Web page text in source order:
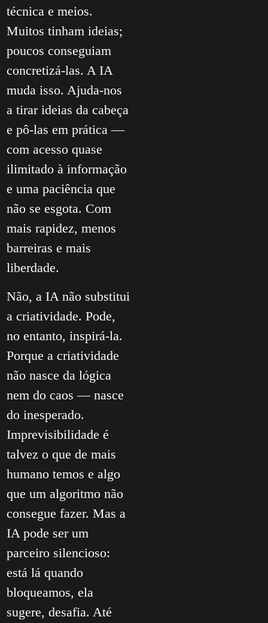
técnica e meios.
Muitos tinham ideias;
poucos conseguiam
concretizá-las. A IA
muda isso. Ajuda-nos
a tirar ideias da cabeça
e pô-las em prática —
com acesso quase
ilimitado à informação
e uma paciência que
não se esgota. Com
mais rapidez, menos
barreiras e mais
liberdade.
Não, a IA não substitui
a criatividade. Pode,
no entanto, inspirá-la.
Porque a criatividade
não nasce da lógica
nem do caos — nasce
do inesperado.
Imprevisibilidade é
talvez o que de mais
humano temos e algo
que um algoritmo não
consegue fazer. Mas a
IA pode ser um
parceiro silencioso:
está lá quando
bloqueamos, ela
sugere, desafia. Até